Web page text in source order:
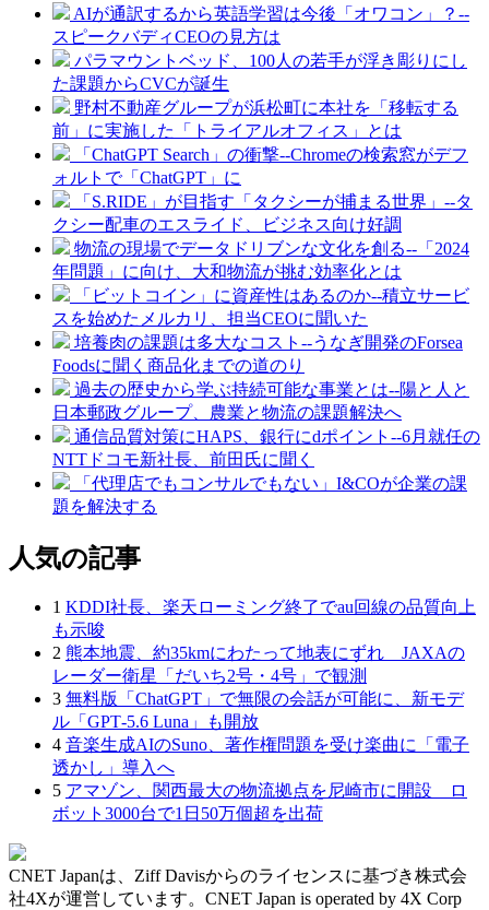
AIが通訳するから英語学習は今後「オワコン」？--
スピークバディCEOの見方は
パラマウントベッド、100人の若手が浮き彫りにし
た課題からCVCが誕生
野村不動産グループが浜松町に本社を「移転する
前」に実施した「トライアルオフィス」とは
「ChatGPT Search」の衝撃--Chromeの検索窓がデフ
ォルトで「ChatGPT」に
「S.RIDE」が目指す「タクシーが捕まる世界」--タ
クシー配車のエスライド、ビジネス向け好調
物流の現場でデータドリブンな文化を創る--「2024
年問題」に向け、大和物流が挑む効率化とは
「ビットコイン」に資産性はあるのか--積立サービ
スを始めたメルカリ、担当CEOに聞いた
培養肉の課題は多大なコスト--うなぎ開発のForsea
Foodsに聞く商品化までの道のり
過去の歴史から学ぶ持続可能な事業とは--陽と人と
日本郵政グループ、農業と物流の課題解決へ
通信品質対策にHAPS、銀行にdポイント--6月就任の
NTTドコモ新社長、前田氏に聞く
「代理店でもコンサルでもない」I&COが企業の課
題を解決する
人気の記事
1 KDDI社長、楽天ローミング終了でau回線の品質向上
も示唆
2 熊本地震、約35kmにわたって地表にずれ JAXAの
レーダー衛星「だいち2号・4号」で観測
3 無料版「ChatGPT」で無限の会話が可能に、新モデ
ル「GPT‑5.6 Luna」も開放
4 音楽生成AIのSuno、著作権問題を受け楽曲に「電子
透かし」導入へ
5 アマゾン、関西最大の物流拠点を尼崎市に開設 ロ
ボット3000台で1日50万個超を出荷
CNET Japanは、Ziff Davisからのライセンスに基づき株式会
社4Xが運営しています。CNET Japan is operated by 4X Corp